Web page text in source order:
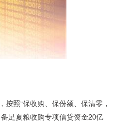
照“保收购、保份额、保清零，
足夏粮收购专项信贷资金20亿